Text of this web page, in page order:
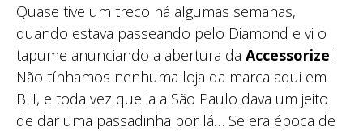
Quase tive um treco há algumas semanas,
quando estava passeando pelo Diamond e vi o
tapume anunciando a abertura da Accessorize!
Não tínhamos nenhuma loja da marca aqui em
BH, e toda vez que ia a São Paulo dava um jeito
de dar uma passadinha por lá… Se era época de